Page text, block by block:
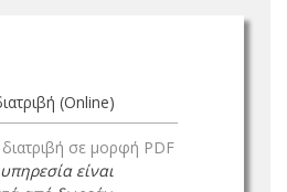
(Online)
σε μορφή PDF
είναι